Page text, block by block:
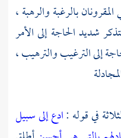
بالرغبة والرهبة ،
شديد الحاجة إلى الأمر
إلى الترغيب والترهيب ،
في قوله :ادع إلى سبيل